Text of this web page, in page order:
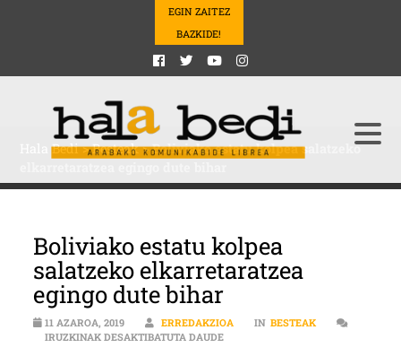
EGIN ZAITEZ
BAZKIDE!
Hala Bedi>Besteak>Boliviako estatu kolpea salatzeko
Boliviako estatu kolpea
salatzeko elkarretaratzea
egingo dute bihar
11 AZAROA, 2019 ERREDAKZIOA IN BESTEAK
IRUZKINAK DESAKTIBATUTA DAUDEBOLIVIAKO ESTATU KOLPEA